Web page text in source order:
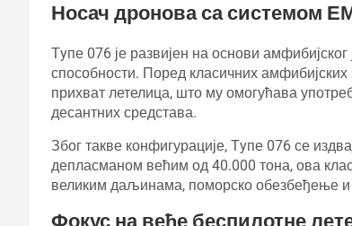
Носач дронова са системом
Тyпе 076 је развијен на основи
способности. Поред класичних
прихват летелица, што му омогућава
десантних средстава.
Због такве конфигурације, Тyпе 076 се
депласманом већим од 40.000 тона, ова
великим даљинама, поморско обезбеђење и
Фокус на веће беспилотне